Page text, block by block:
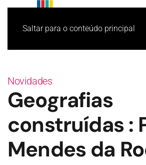
Saltar para o conteúdo principal
Novidades
Geografias
construídas :
Mendes da